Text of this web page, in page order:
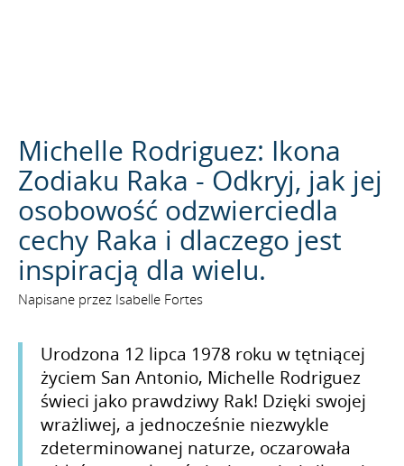
Michelle Rodriguez: Ikona
Zodiaku Raka - Odkryj, jak jej
osobowość odzwierciedla
cechy Raka i dlaczego jest
inspiracją dla wielu.
Napisane przez Isabelle Fortes
Urodzona 12 lipca 1978 roku w tętniącej
życiem San Antonio, Michelle Rodriguez
świeci jako prawdziwy Rak! Dzięki swojej
wrażliwej, a jednocześnie niezwykle
zdeterminowanej naturze, oczarowała